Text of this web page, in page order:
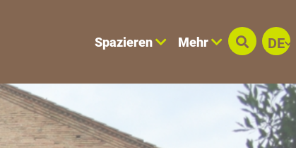
Spazieren Mehr DE